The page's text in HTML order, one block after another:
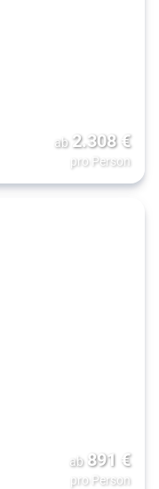
ab 2.308€
pro Person
ab 891 €
pro Person